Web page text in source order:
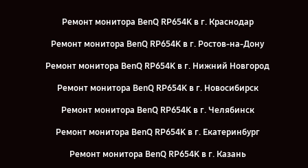
Ремонт монитора BenQ RP654K в г. Краснодар
Ремонт монитора BenQ RP654K в г. Ростов-на-Дону
Ремонт монитора BenQ RP654K в г. Нижний Новгород
Ремонт монитора BenQ RP654K в г. Новосибирск
Ремонт монитора BenQ RP654K в г. Челябинск
Ремонт монитора BenQ RP654K в г. Екатеринбург
Ремонт монитора BenQ RP654K в г. Казань